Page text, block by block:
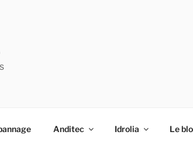
Anditec Idrolia Le